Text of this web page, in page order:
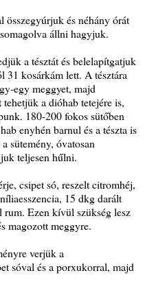
és néhány órát
állni hagyjuk.
a tésztát és belelapítgatjuk
31 kosárkám lett. A tésztára
egy meggyet, majd
a dióhab tetejére is,
180-200 fokos sütőben
enyhén barnul és a tészta is
sütemény, óvatosan
teljesen hűlni.
csipet só, reszelt citromhéj,
15 dkg darált
Ezen kívül szükség lesz
magozott meggyre.
verjük a
sóval és a porxukorral, majd